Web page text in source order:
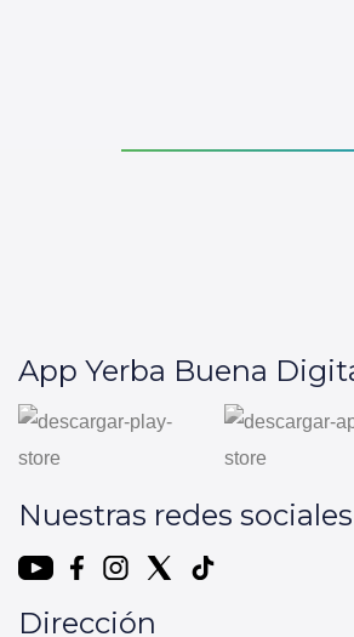
App Yerba Buena
Nuestras redes sociales
Dirección